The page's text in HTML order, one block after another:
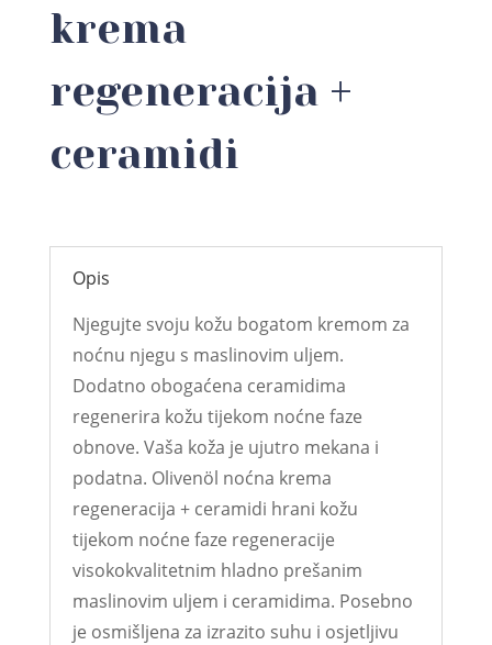
krema
regeneracija +
ceramidi
Opis
Njegujte svoju kožu bogatom kremom za
noćnu njegu s maslinovim uljem.
Dodatno obogaćena ceramidima
regenerira kožu tijekom noćne faze
obnove. Vaša koža je ujutro mekana i
podatna. Olivenöl noćna krema
regeneracija + ceramidi hrani kožu
tijekom noćne faze regeneracije
visokokvalitetnim hladno prešanim
maslinovim uljem i ceramidima. Posebno
je osmišljena za izrazito suhu i osjetljivu